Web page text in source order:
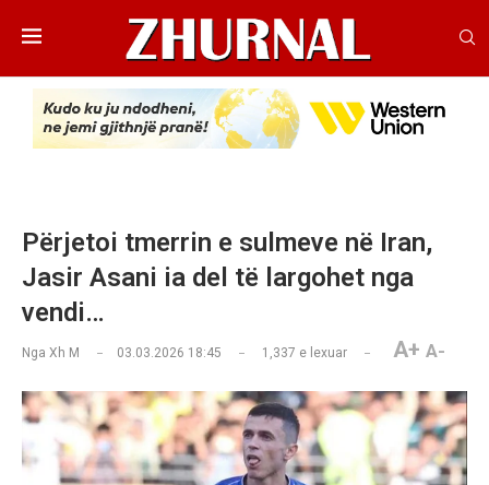
Përjetoi tmerrin e sulmeve në Iran,
Jasir Asani ia del të largohet nga
vendi…
Nga Xh M 03.03.2026 18:45 1,337 e lexuar A+ A-